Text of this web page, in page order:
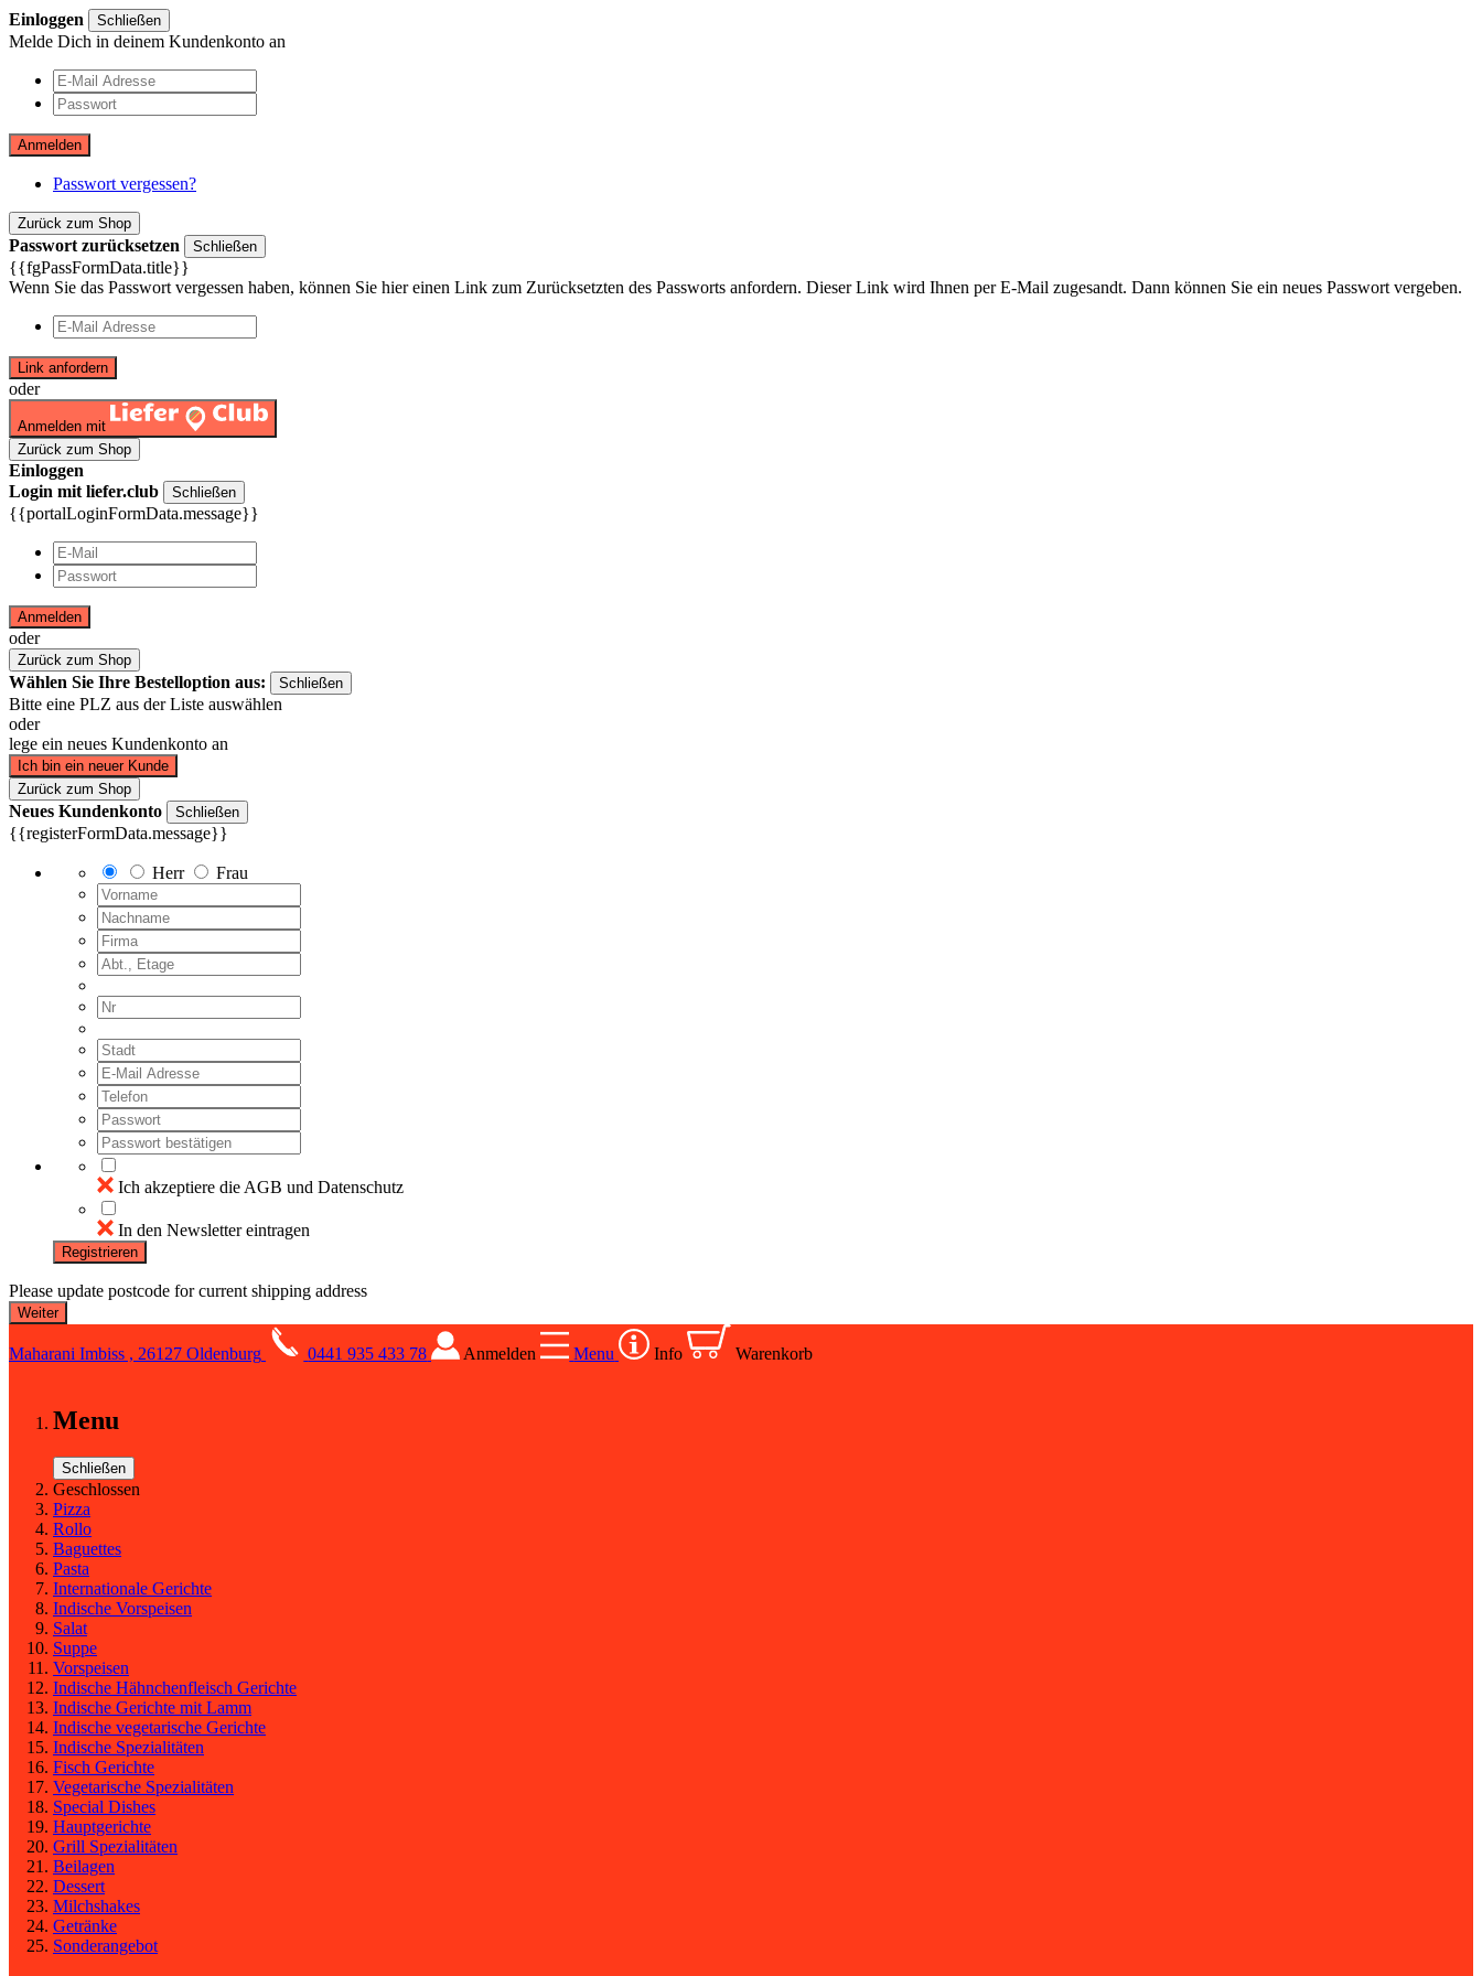
Einloggen Schließen
Melde Dich in deinem Kundenkonto an
Anmelden
Passwort vergessen?
Zurück zum Shop
Passwort zurücksetzen Schließen
{{fgPassFormData.title}}
Wenn Sie das Passwort vergessen haben, können Sie hier einen Link zum Zurücksetzten des Passworts anfordern. Dieser Link wird Ihnen per E-Mail zugesandt. Dann können Sie ein neues Passwort vergeben.
Link anfordern
oder
Anmelden mit
Zurück zum Shop
Einloggen
Login mit liefer.club
Schließen
{{portalLoginFormData.message}}
Anmelden
oder
Zurück zum Shop
Wählen Sie Ihre Bestelloption aus: Schließen
Bitte eine PLZ aus der Liste auswählen
oder
lege ein neues Kundenkonto an
Ich bin ein neuer Kunde
Zurück zum Shop
Neues Kundenkonto Schließen
{{registerFormData.message}}
Herr Frau
Ich akzeptiere die AGB und Datenschutz
In den Newsletter eintragen
Registrieren
Please update postcode for current shipping address
Maharani Imbiss , 26127 Oldenburg 0441 935 433 78 Anmelden Menu Info Warenkorb
Menu
Schließen
Geschlossen
Pizza
Rollo
Baguettes
Pasta
Internationale Gerichte
Indische Vorspeisen
Salat
Suppe
Vorspeisen
Indische Hähnchenfleisch Gerichte
Indische Gerichte mit Lamm
Indische vegetarische Gerichte
Indische Spezialitäten
Fisch Gerichte
Vegetarische Spezialitäten
Special Dishes
Hauptgerichte
Grill Spezialitäten
Beilagen
Dessert
Milchshakes
Getränke
Sonderangebot